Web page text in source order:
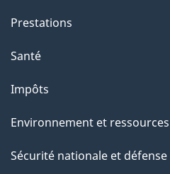
g
e
Prestations
Santé
Impôts
Environnement et
Sécurité nationale et défense